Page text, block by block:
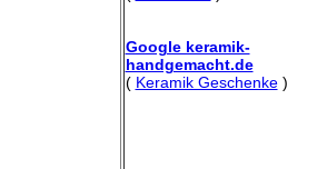
Google keramik-
handgemacht.de
( Keramik Geschenke)